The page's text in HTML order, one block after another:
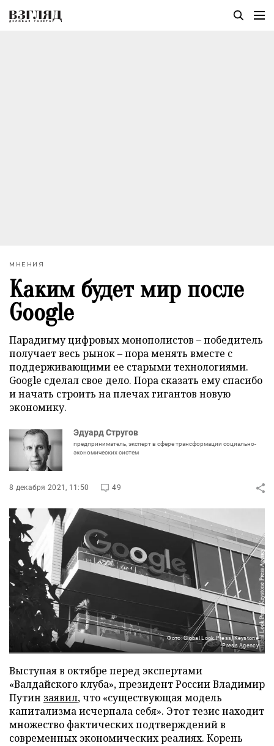
МНЕНИЯ
Каким будет мир после
Google
Парадигму цифровых монополистов – победитель
получает весь рынок – пора менять вместе с
поддерживающими ее старыми технологиями.
Google сделал свое дело. Пора сказать ему спасибо
и начать строить на плечах гигантов новую
экономику.
Эдуард Стругов
предприниматель, эксперт в сфере трансформации социально-
экономических систем
8 декабря 2021, 11:50 49
Фото: Global Look Press/Keystone
Press Agency
Выступая в октябре перед экспертами
«Валдайского клуба», президент России Владимир
Путин заявил, что «существующая модель
капитализма исчерпала себя». Этот тезис находит
множество фактических подтверждений в
современных экономических реалиях. Корень